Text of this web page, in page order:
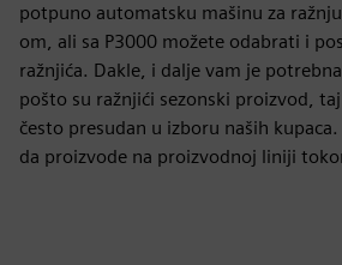
potpuno automatsku mašinu za ražnju
om, ali sa P3000 možete odabrati i
ražnjića. Dakle, i dalje vam je
pošto su ražnjići sezonski proizvod,
često presudan u izboru naših
da proizvode na proizvodnoj liniji